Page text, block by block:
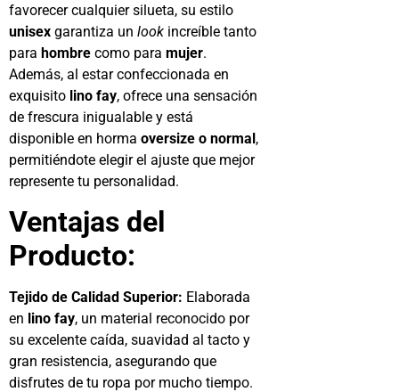
favorecer cualquier silueta, su estilo
unisex garantiza un look increíble tanto
para hombre como para mujer.
Además, al estar confeccionada en
exquisito lino fay, ofrece una sensación
de frescura inigualable y está
disponible en horma oversize o normal,
permitiéndote elegir el ajuste que mejor
represente tu personalidad.
Ventajas del
Producto:
Tejido de Calidad Superior: Elaborada
en lino fay, un material reconocido por
su excelente caída, suavidad al tacto y
gran resistencia, asegurando que
disfrutes de tu ropa por mucho tiempo.